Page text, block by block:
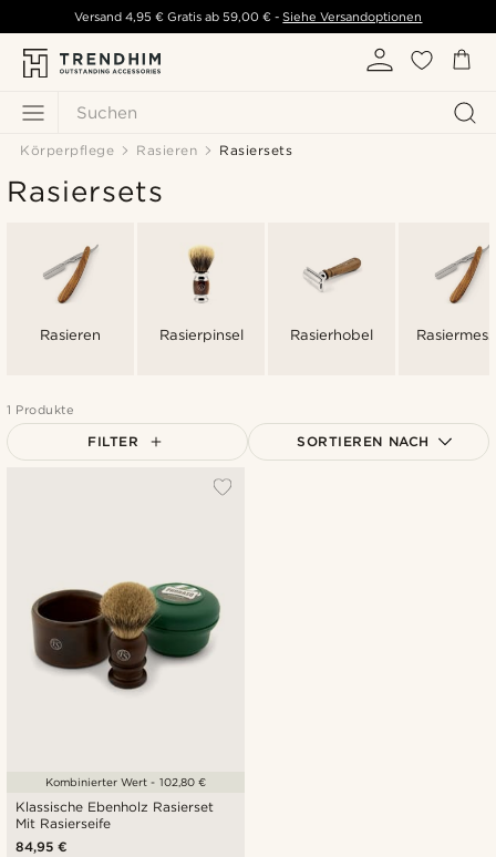
Suchen
Versand 4,95 € Gratis ab 59,00 € - Siehe Versandoptionen
Körperpflege Rasieren Rasiersets
Rasiersets
Rasieren Rasierpinsel Rasierhobel
1 Produkte
FILTER SORTIEREN NACH
Klassische Ebenholz Rasierset
Mit Rasierseife
84,95 €
Kombinierter Wert - 102,80 €